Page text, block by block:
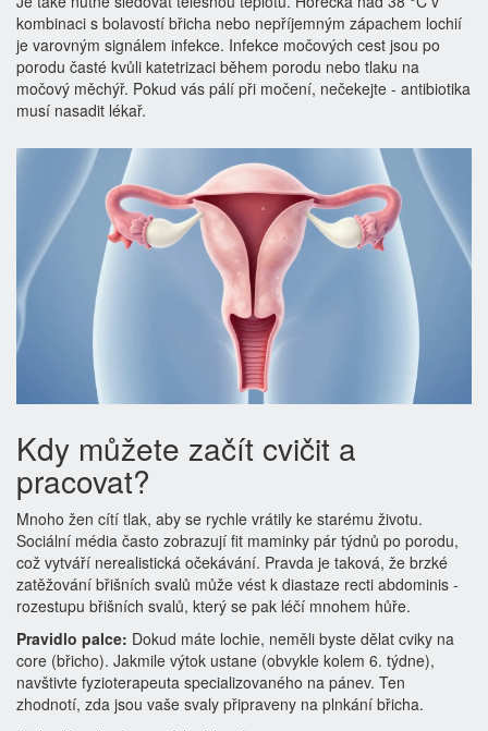
kombinaci s bolavostí břicha nebo nepříjemným zápachem lochií
je varovným signálem infekce. Infekce močových cest jsou po
porodu časté kvůli katetrizaci během porodu nebo tlaku na
močový měchýř. Pokud vás pálí při močení, nečekejte - antibiotika
musí nasadit lékař.
Kdy můžete začít cvičit a
pracovat?
Mnoho žen cítí tlak, aby se rychle vrátily ke starému životu.
Sociální média často zobrazují fit maminky pár týdnů po porodu,
což vytváří nerealistická očekávání. Pravda je taková, že brzké
zatěžování břišních svalů může vést k diastaze recti abdominis -
rozestupu břišních svalů, který se pak léčí mnohem hůře.
Pravidlo palce: Dokud máte lochie, neměli byste dělat cviky na
core (břicho). Jakmile výtok ustane (obvykle kolem 6. týdne),
navštivte fyzioterapeuta specializovaného na pánev. Ten
zhodnotí, zda jsou vaše svaly připraveny na plnkání břicha.